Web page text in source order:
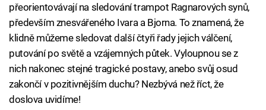
přeorientovávají na sledování trampot Ragnarových synů,
především znesvářeného Ivara a Bjorna. To znamená, že
klidně můžeme sledovat další čtyři řady jejich válčení,
putování po světě a vzájemných půtek. Vyloupnou se z
nich nakonec stejné tragické postavy, anebo svůj osud
zakončí v pozitivnějším duchu? Nezbývá než říct, že
doslova uvidíme!